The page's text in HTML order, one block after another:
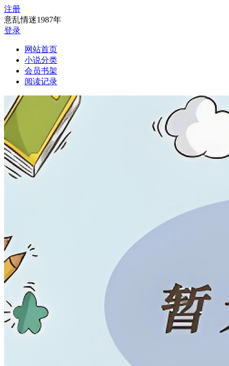
注册
意乱情迷1987年
登录
网站首页
小说分类
会员书架
阅读记录